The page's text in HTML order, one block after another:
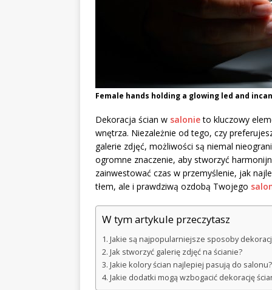
Female hands holding a glowing led and
Dekoracja ścian w salonieto kluczowy
wnętrza. Niezależnie od tego, czy
galerie zdjęć, możliwości są niemal
ogromne znaczenie, aby stworzyć
zainwestować czas w przemyślenie, jak
tłem, ale i prawdziwą ozdobą Twojego
W tym artykule przeczytasz
Jakie są najpopularniejsze sposoby
Jak stworzyć galerię zdjęć na ścianie?
Jakie kolory ścian najlepiej pasują do salonu?
Jakie dodatki mogą wzbogacić dekorację